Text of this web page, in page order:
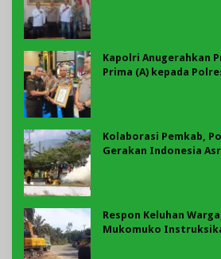
Kapolri Anugerahkan
Prima (A) kepada
Kolaborasi Pemkab,
Gerakan Indonesia
Respon Keluhan
Mukomuko